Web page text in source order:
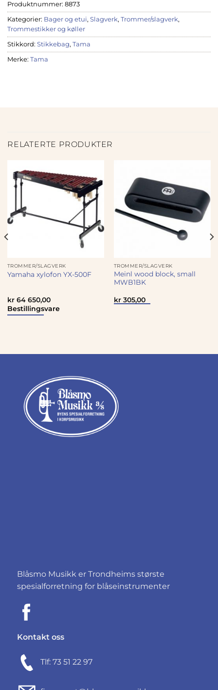
Produktnummer: 8873
Kategorier: Bager og etui, Slagverk, Trommer/slagverk,
Trommestikker og køller
Stikkord: Stikkebag, Tama
Merke: Tama
RELATERTE PRODUKTER
TROMMER/SLAGVERK
Yamaha xylofon YX-500F
kr64 650,00
Bestillingsvare
TROMMER/SLAGVERK
Meinl wood block, small
MWB1BK
kr305,00
Blåsmo Musikk er Trondheims største
spesialforretning for blåseinstrumenter
Kontakt oss
Tlf: 73 51 22 97